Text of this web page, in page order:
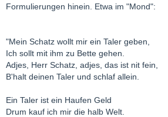
Formulierungen hinein. Etwa im "Mond":
"Mein Schatz wollt mir ein Taler geben,
Ich sollt mit ihm zu Bette gehen.
Adjes, Herr Schatz, adjes, das ist nit fein,
B'halt deinen Taler und schlaf allein.
Ein Taler ist ein Haufen Geld
Drum kauf ich mir die halb Welt.